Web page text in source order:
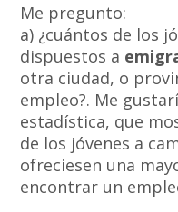
Me pregunto:
a) ¿cuántos de los
dispuestos a
otra ciudad, o
empleo?. Me
estadística, que
de los jóvenes a
ofreciesen una
encontrar un